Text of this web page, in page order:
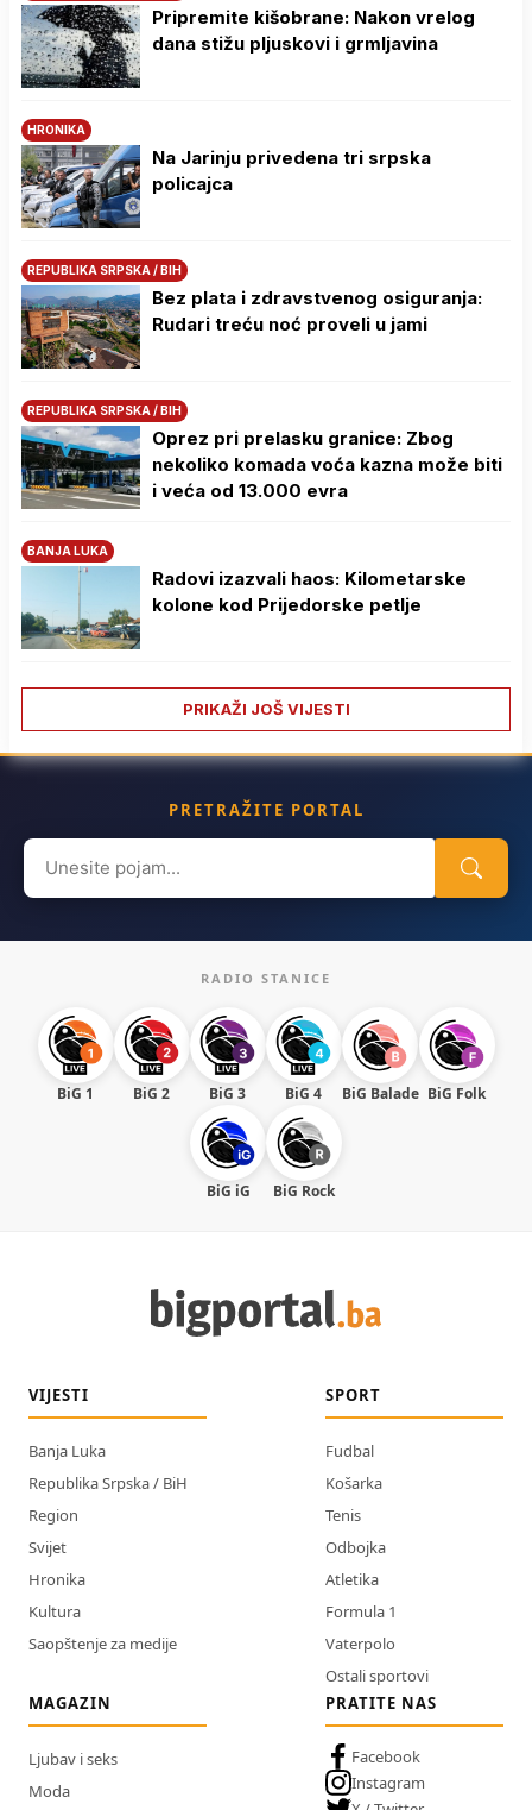
Pripremite kišobrane: Nakon vrelog
dana stižu pljuskovi i grmljavina
HRONIKA
Na Јarinju privedena tri srpska
policajca
REPUBLIKA SRPSKA / BIH
Bez plata i zdravstvenog osiguranja:
Rudari treću noć proveli u jami
REPUBLIKA SRPSKA / BIH
Oprez pri prelasku granice: Zbog
nekoliko komada voća kazna može biti
i veća od 13.000 evra
BANJA LUKA
Radovi izazvali haos: Kilometarske
kolone kod Prijedorske petlje
PRIKAŽI JOŠ VIJESTI
PRETRAŽITE PORTAL
Search
for:
RADIO STANICE
BiG 1 BiG 2 BiG 3 BiG 4 BiG Balade BiG Folk
BiG iG BiG Rock
VIJESTI
Banja Luka
Republika Srpska / BiH
Region
Svijet
Hronika
Kultura
Saopštenje za medije
SPORT
Fudbal
Košarka
Tenis
Odbojka
Atletika
Formula 1
Vaterpolo
Ostali sportovi
MAGAZIN
Ljubav i seks
Moda
PRATITE NAS
Facebook
Instagram